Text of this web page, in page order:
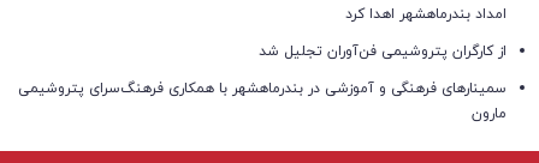
امداد بندرماهشهر اهدا کرد
از کارگران پتروشیمی فن‌آوران تجلیل شد
سمینارهای فرهنگی و آموزشی در بندرماهشهر با همکاری فرهنگ‌سرای پتروشیمی
مارون